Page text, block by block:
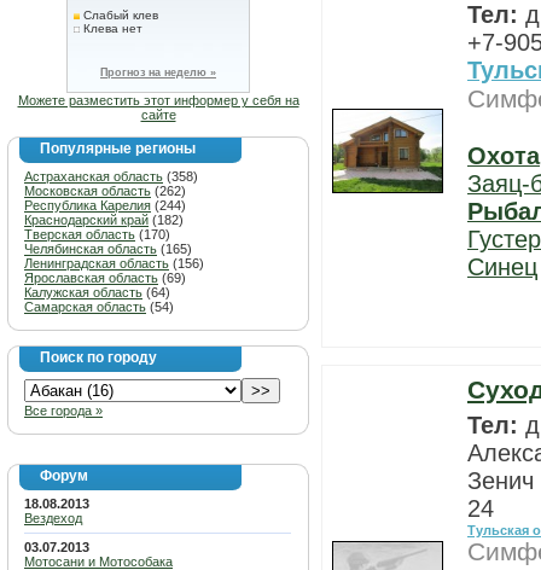
Слабый клев
Клева нет
Прогноз на неделю »
Можете разместить этот информер у себя на
сайте
Популярные регионы
Астраханская область (358)
Московская область (262)
Республика Карелия (244)
Краснодарский край (182)
Тверская область (170)
Челябинская область (165)
Ленинградская область (156)
Ярославская область (69)
Калужская область (64)
Самарская область (54)
Поиск по городу
Все города »
Форум
18.08.2013
Вездеход
03.07.2013
Мотосани и Мотособака
Тел:
+7-
Охота
Заяц-
Синец
Тел:
24
Тульская